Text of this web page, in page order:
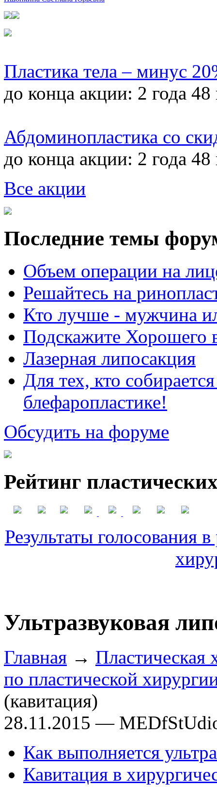
Пластика тела – минус
до конца акции: 2 года 48
Абдоминопластика со
до конца акции: 2 года 48
Все акции
Последние темы
Объем операции на
Решайтесь на
Кто лучше - мужчина
Подскажите Хорошего
Лазерная липосакция
Для тех, кто
блефаропластике!
Обсудить на форуме
Рейтинг
Результаты голосования
Ультразвуковая
Главная → Пластическая
по пластической
(кавитация)
28.11.2015 —
Как выполняется
Кавитация в